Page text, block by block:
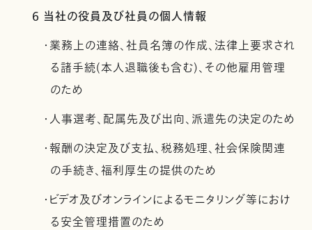
6 当社の役員及び社員の個人情報
・業務上の連絡、社員名簿の作成、法律上要求され
る諸手続(本人退職後も含む)、その他雇用管理
のため
・人事選考、配属先及び出向、派遣先の決定のため
・報酬の決定及び支払、税務処理、社会保険関連
の手続き、福利厚生の提供のため
・ビデオ及びオンラインによるモニタリング等におけ
る安全管理措置のため